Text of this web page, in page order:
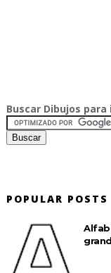
Buscar Dibujos
POPULAR POSTS